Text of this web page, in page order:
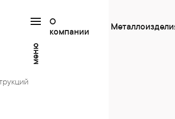
меню
О
компании